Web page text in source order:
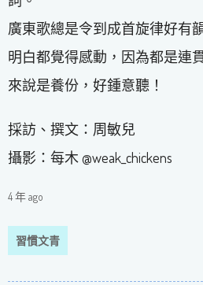
廣東歌總是令到成首旋律好有
明白都覺得感動，因為都是連
來說是養份，好鍾意聽！
採訪、撰文：周敏兒
攝影：每木 @weak_chickens
4 年 ago
習慣文青